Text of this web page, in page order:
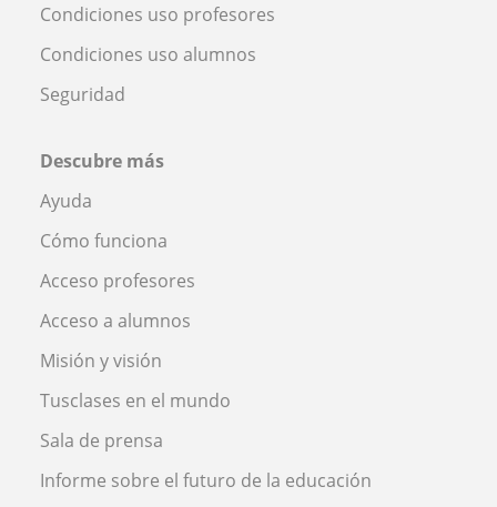
Condiciones uso profesores
Condiciones uso alumnos
Seguridad
Descubre más
Ayuda
Cómo funciona
Acceso profesores
Acceso a alumnos
Misión y visión
Tusclases en el mundo
Sala de prensa
Informe sobre el futuro de la educación